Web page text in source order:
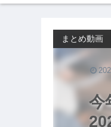
今
まとめ動画